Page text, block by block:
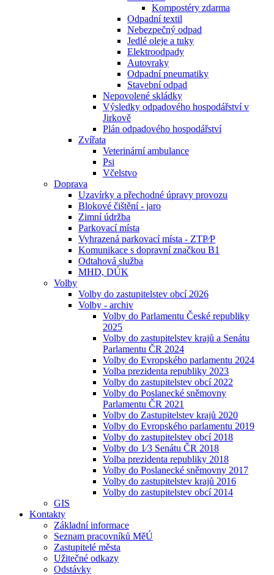
Kompostéry zdarma
Odpadní textil
Nebezpečný odpad
Jedlé oleje a tuky
Elektroodpady
Autovraky
Odpadní pneumatiky
Stavební odpad
Nepovolené skládky
Výsledky odpadového hospodářství v
Jirkově
Plán odpadového hospodářství
Zvířata
Veterinární ambulance
Psi
Včelstvo
Doprava
Uzavírky a přechodné úpravy provozu
Blokové čištění - jaro
Zimní údržba
Parkovací místa
Vyhrazená parkovací místa - ZTP⁄P
Komunikace s dopravní značkou B1
Odtahová služba
MHD, DÚK
Volby
Volby do zastupitelstev obcí 2026
Volby - archiv
Volby do Parlamentu České republiky
2025
Volby do zastupitelstev krajů a Senátu
Parlamentu ČR 2024
Volby do Evropského parlamentu 2024
Volba prezidenta republiky 2023
Volby do zastupitelstev obcí 2022
Volby do Poslanecké sněmovny
Parlamentu ČR 2021
Volby do Zastupitelstev krajů 2020
Volby do Evropského parlamentu 2019
Volby do zastupitelstev obcí 2018
Volby do 1⁄3 Senátu ČR 2018
Volba prezidenta republiky 2018
Volby do Poslanecké sněmovny 2017
Volby do zastupitelstev krajů 2016
Volby do zastupitelstev obcí 2014
GIS
Kontakty
Základní informace
Seznam pracovníků MěÚ
Zastupitelé města
Užitečné odkazy
Odstávky